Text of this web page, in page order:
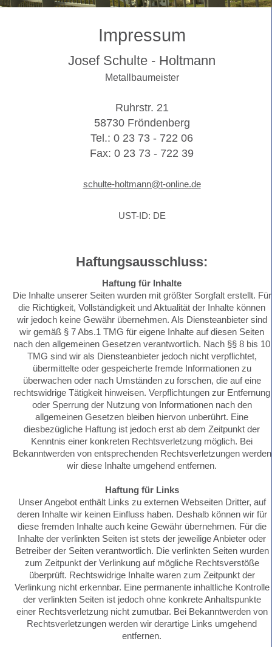
Impressum
Josef Schulte - Holtmann
Metallbaumeister
Ruhrstr. 21
58730 Fröndenberg
Tel.: 0 23 73 - 722 06
Fax: 0 23 73 - 722 39
schulte-holtmann@t-online.de
UST-ID: DE
Haftungsausschluss:
Haftung für Inhalte
Die Inhalte unserer Seiten wurden mit größter Sorgfalt erstellt. Für
die Richtigkeit, Vollständigkeit und Aktualität der Inhalte können
wir jedoch keine Gewähr übernehmen. Als Diensteanbieter sind
wir gemäß § 7 Abs.1 TMG für eigene Inhalte auf diesen Seiten
nach den allgemeinen Gesetzen verantwortlich. Nach §§ 8 bis 10
TMG sind wir als Diensteanbieter jedoch nicht verpflichtet,
übermittelte oder gespeicherte fremde Informationen zu
überwachen oder nach Umständen zu forschen, die auf eine
rechtswidrige Tätigkeit hinweisen. Verpflichtungen zur Entfernung
oder Sperrung der Nutzung von Informationen nach den
allgemeinen Gesetzen bleiben hiervon unberührt. Eine
diesbezügliche Haftung ist jedoch erst ab dem Zeitpunkt der
Kenntnis einer konkreten Rechtsverletzung möglich. Bei
Bekanntwerden von entsprechenden Rechtsverletzungen werden
wir diese Inhalte umgehend entfernen.
Haftung für Links
Unser Angebot enthält Links zu externen Webseiten Dritter, auf
deren Inhalte wir keinen Einfluss haben. Deshalb können wir für
diese fremden Inhalte auch keine Gewähr übernehmen. Für die
Inhalte der verlinkten Seiten ist stets der jeweilige Anbieter oder
Betreiber der Seiten verantwortlich. Die verlinkten Seiten wurden
zum Zeitpunkt der Verlinkung auf mögliche Rechtsverstöße
überprüft. Rechtswidrige Inhalte waren zum Zeitpunkt der
Verlinkung nicht erkennbar. Eine permanente inhaltliche Kontrolle
der verlinkten Seiten ist jedoch ohne konkrete Anhaltspunkte
einer Rechtsverletzung nicht zumutbar. Bei Bekanntwerden von
Rechtsverletzungen werden wir derartige Links umgehend
entfernen.